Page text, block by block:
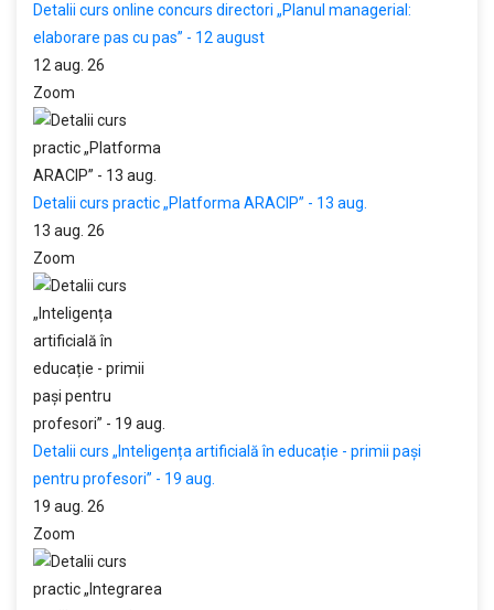
Detalii curs online concurs directori „Planul managerial:
elaborare pas cu pas” - 12 august
12 aug. 26
Zoom
Detalii curs practic „Platforma ARACIP” - 13 aug.
13 aug. 26
Zoom
Detalii curs „Inteligența artificială în educație - primii pași
pentru profesori” - 19 aug.
19 aug. 26
Zoom